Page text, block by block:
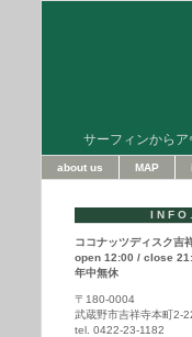
サーフィンから
about us MAP
INFO.
ココナッツディスク吉
open 12:00 / close
年中無休
〒180-0004
武蔵野市吉祥寺本町2-
tel. 0422-23-1182